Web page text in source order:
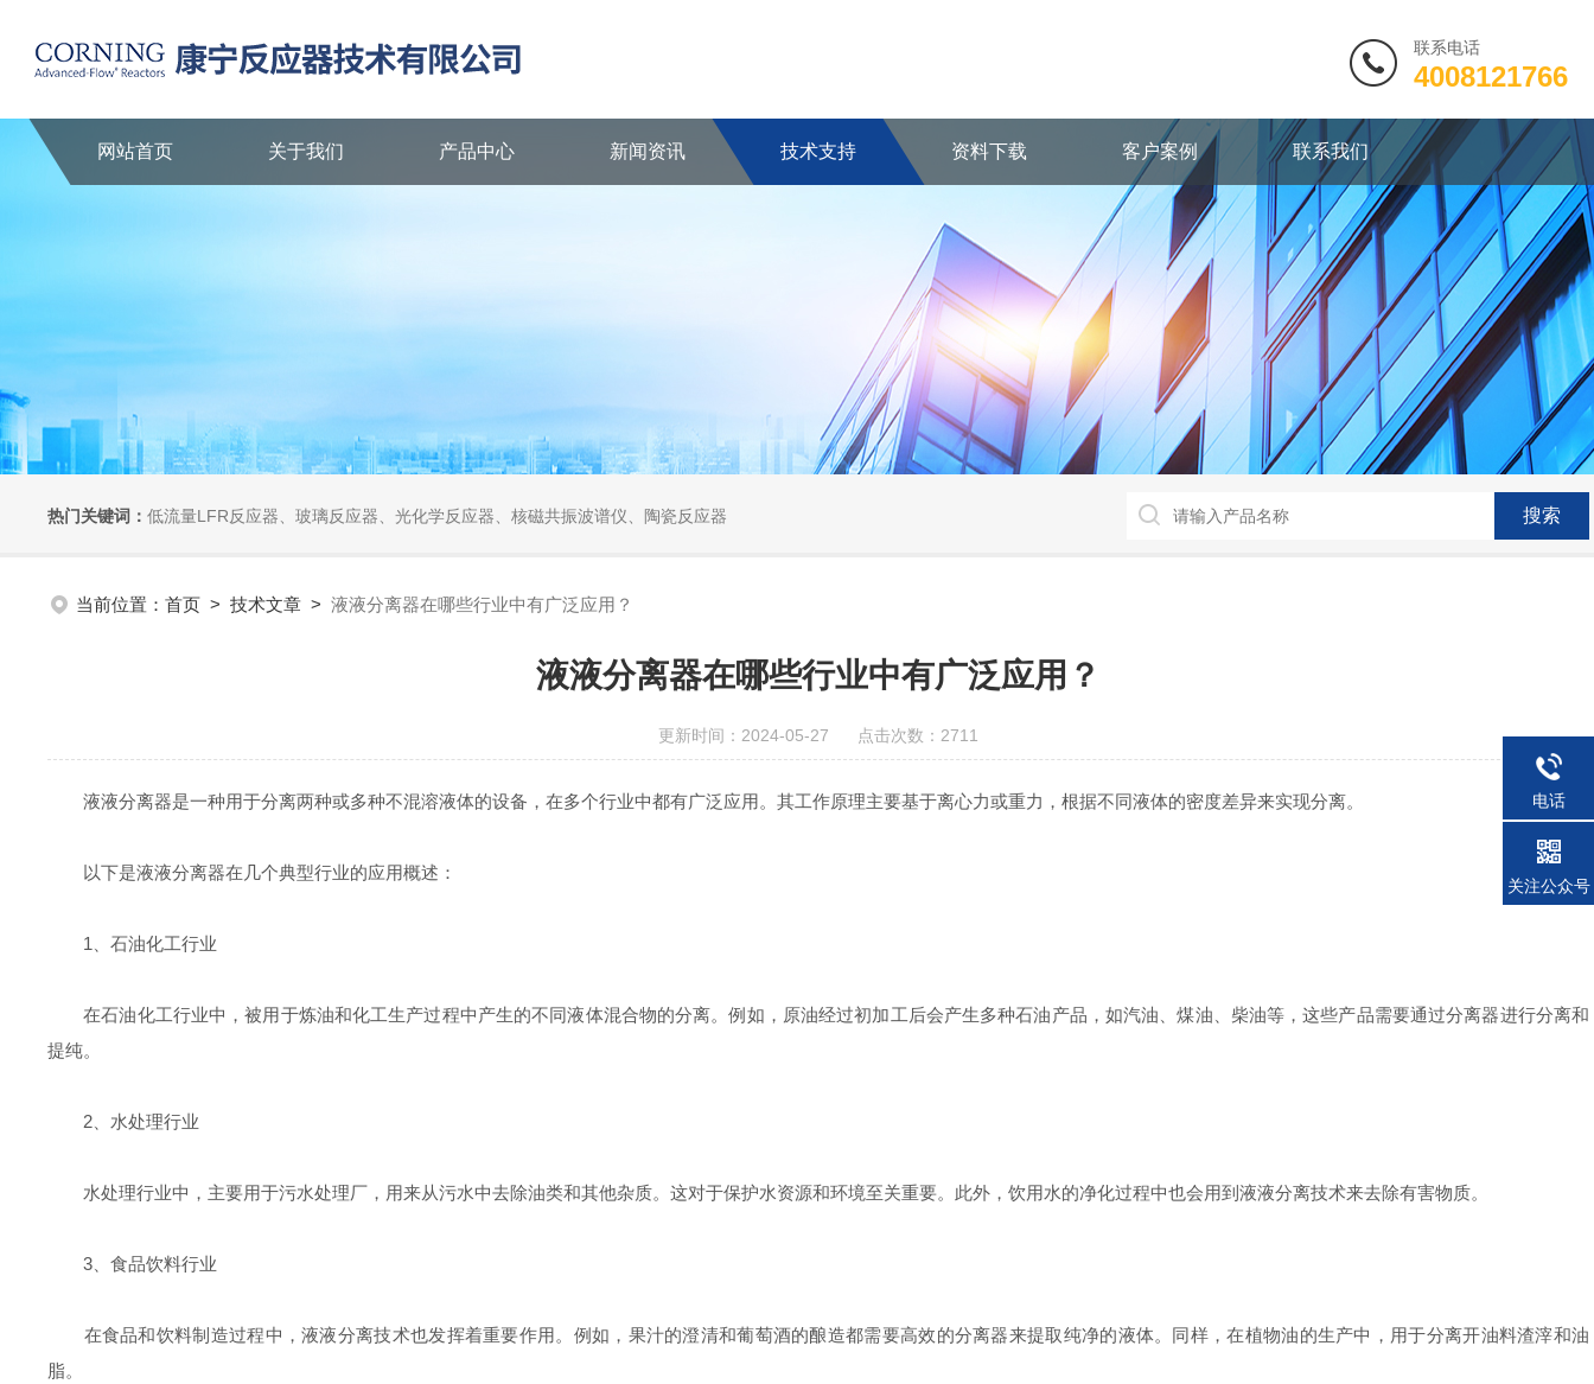
联系电话
4008121766
网站首页 关于我们 产品中心 新闻资讯 技术支持 资料下载 客户案例 联系我们
热门关键词： 低流量LFR反应器、玻璃反应器、光化学反应器、核磁共振波谱仪、陶瓷反应器
当前位置： 首页 > 技术文章 > 液液分离器在哪些行业中有广泛应用？
液液分离器在哪些行业中有广泛应用？
更新时间：2024-05-27 点击次数：2711
液液分离器是一种用于分离两种或多种不混溶液体的设备，在多个行业中都有广泛应用。其工作原理主要基于离心力或重力，根据不同液体的密度差异来实现分离。
以下是液液分离器在几个典型行业的应用概述：
1、石油化工行业
在石油化工行业中，被用于炼油和化工生产过程中产生的不同液体混合物的分离。例如，原油经过初加工后会产生多种石油产品，如汽油、煤油、柴油等，这些产品需要通过分离器进行分离和
提纯。
2、水处理行业
水处理行业中，主要用于污水处理厂，用来从污水中去除油类和其他杂质。这对于保护水资源和环境至关重要。此外，饮用水的净化过程中也会用到液液分离技术来去除有害物质。
3、食品饮料行业
在食品和饮料制造过程中，液液分离技术也发挥着重要作用。例如，果汁的澄清和葡萄酒的酿造都需要高效的分离器来提取纯净的液体。同样，在植物油的生产中，用于分离开油料渣滓和油
脂。
电话
关注公众号